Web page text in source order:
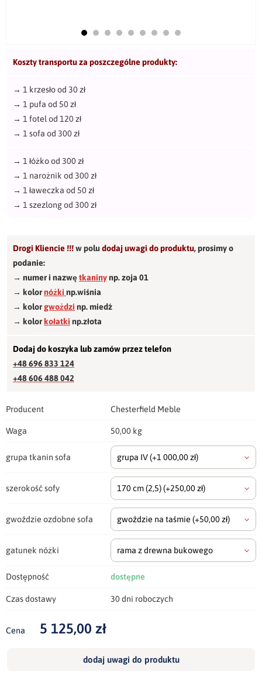
Koszty transportu za poszczególne produkty:
→ 1 krzesło od 30 zł
→ 1 pufa od 50 zł
→ 1 fotel od 120 zł
→ 1 sofa od 300 zł
→ 1 łóżko od 300 zł
→ 1 narożnik od 300 zł
→ 1 ławeczka od 50 zł
→ 1 szezlong od 300 zł
Drogi Kliencie !!!w poludodaj uwagi do produktu,prosimy o
podanie:
→ numer i nazwętkaninynp. zoja 01
→ kolornóżki np.wiśnia
→ kolorgwożdzi np. miedź
→ kolorkołatki np.złota
Dodaj do koszyka lub zamów przez telefon
+48 696 833 124
+48 606 488 042
Producent Chesterfield Meble
Waga 50,00 kg
grupa tkanin sofa grupa IV(+1 000,00 zł)
szerokość sofy 170 cm(2,5)(+250,00 zł)
gwoździe ozdobne sofa gwoździe na taśmie (+50,00 zł)
gatunek nóżki rama z drewna bukowego
Dostępność dostępne
Czas dostawy 30 dni roboczych
Cena 5 125,00 zł
dodaj uwagi do produktu